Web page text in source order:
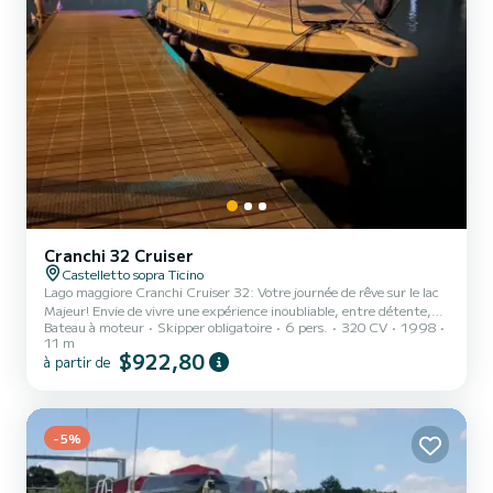
Cranchi 32 Cruiser
Castelletto sopra Ticino
Lago maggiore Cranchi Cruiser 32: Votre journée de rêve sur le lac
Majeur! Envie de vivre une expérience inoubliable, entre détente,
soleil et vues à couper le souffle? Louez notre magnifique Cranchi
Cruiser 32, l'embarcation idéale pour explorer les merveilles du lac
Majeur avec le maximum de confort et de style. Que ce soit pour
besoin pour une navigation 5 étoiles. Le...
Bateau à moteur Skipper obligatoire 6 pers. 320 CV
1998
11 m
à partir de $922,80
-5%